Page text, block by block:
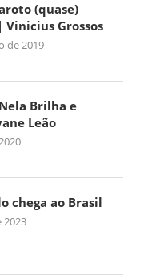
(quase)
Grossos
de 2019
Brilha e
Leão
chega ao Brasil
2023